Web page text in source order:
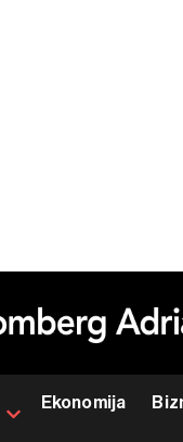
Ekonomija